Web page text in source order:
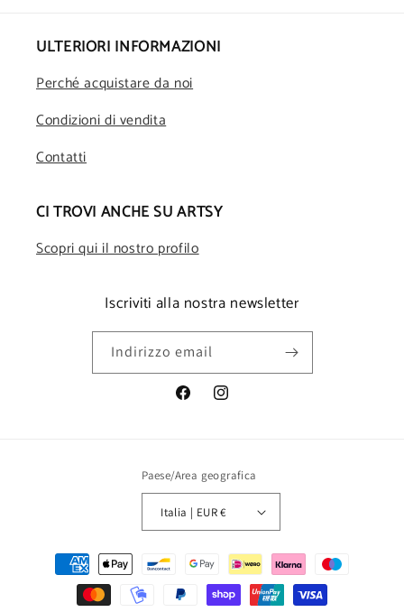
ULTERIORI INFORMAZIONI
Perché acquistare da noi
Condizioni di vendita
Contatti
CI TROVI ANCHE SU ARTSY
Scopri qui il nostro profilo
Iscriviti alla nostra newsletter
Indirizzo email
FacebookInstagram
Paese/Area geografica
Italia | EUR €
Metodi
pagamento